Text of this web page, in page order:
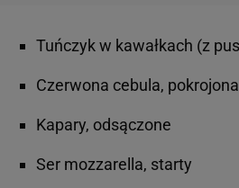
Tuńczyk w kawałkach (z
Czerwona cebula,
Kapary, odsączone
Ser mozzarella, starty